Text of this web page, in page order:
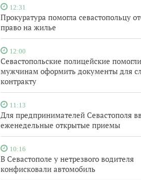
12:31
Прокуратура помогла севастопольцу
право на жилье
12:00
Севастопольские полицейские
мужчинам оформить документы для
контракту
11:13
Для предпринимателей Севастополя
еженедельные открытые приемы
10:16
В Севастополе у нетрезвого водителя
конфисковали автомобиль